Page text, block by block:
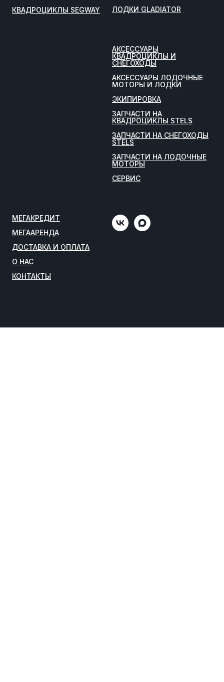
КВАДРОЦИКЛЫ SEGWAY
ЛОДКИ GLADIATOR
АКСЕССУАРЫ
КВАДРОЦИКЛЫ И
СНЕГОХОДЫ
АКСЕССУАРЫ ЛОДОЧНЫЕ
МОТОРЫ И ЛОДКИ
ЭКИПИРОВКА
ЗАПЧАСТИ НА
КВАДРОЦИКЛЫ STELS
ЗАПЧАСТИ НА СНЕГОХОДЫ
STELS
ЗАПЧАСТИ НА ЛОДОЧНЫЕ
МОТОРЫ
СЕРВИС
МЕГАКРЕДИТ
МЕГААРЕНДА
ДОСТАВКА И ОПЛАТА
О НАС
КОНТАКТЫ